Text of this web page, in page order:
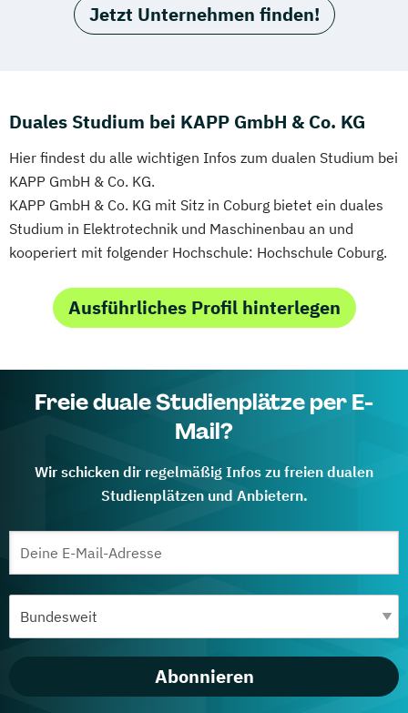
Jetzt Unternehmen finden!
Duales Studium bei KAPP GmbH & Co. KG
Hier findest du alle wichtigen Infos zum dualen Studium bei
KAPP GmbH & Co. KG.
KAPP GmbH & Co. KG mit Sitz in Coburg bietet ein duales
Studium in Elektrotechnik und Maschinenbau an und
kooperiert mit folgender Hochschule: Hochschule Coburg.
Ausführliches Profil hinterlegen
Freie duale Studienplätze per E-
Mail?
Wir schicken dir regelmäßig Infos zu freien dualen
Studienplätzen und Anbietern.
Abonnieren